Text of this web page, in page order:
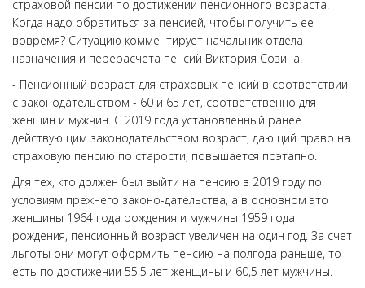
страховой пенсии по достижении пенсионного возраста.
Когда надо обратиться за пенсией, чтобы получить ее
вовремя? Ситуацию комментирует начальник отдела
назначения и перерасчета пенсий Виктория Созина.
- Пенсионный возраст для страховых пенсий в соответствии
с законодательством - 60 и 65 лет, соответственно для
женщин и мужчин. С 2019 года установленный ранее
действующим законодательством возраст, дающий право на
страховую пенсию по старости, повышается поэтапно.
Для тех, кто должен был выйти на пенсию в 2019 году по
условиям прежнего законо-дательства, а в основном это
женщины 1964 года рождения и мужчины 1959 года
рождения, пенсионный возраст увеличен на один год. За счет
льготы они могут оформить пенсию на полгода раньше, то
есть по достижении 55,5 лет женщины и 60,5 лет мужчины.